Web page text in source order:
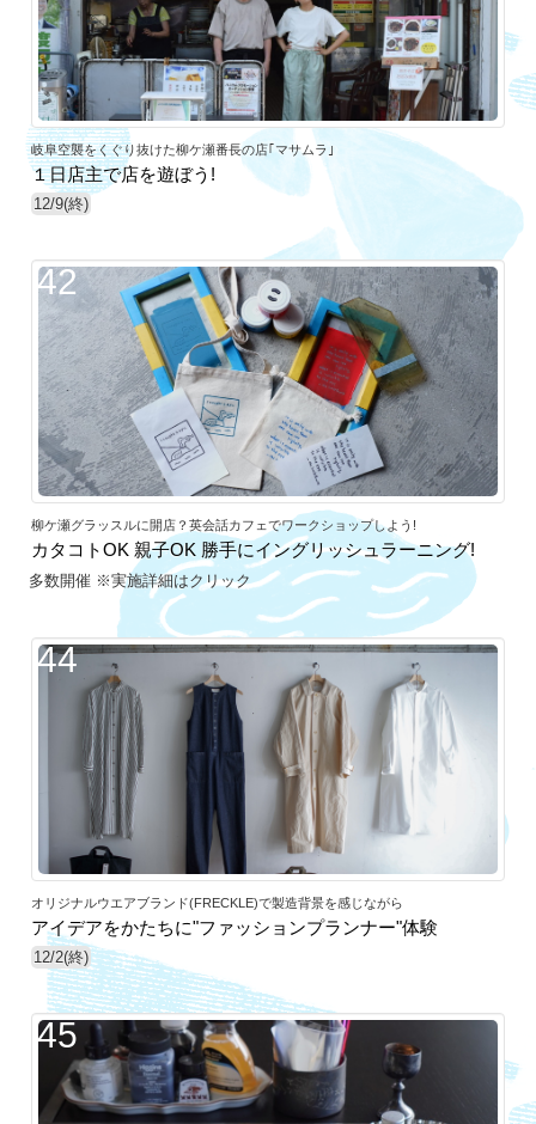
岐阜空襲をくぐり抜けた柳ケ瀬番長の店｢マサムラ｣
１日店主で店を遊ぼう!
12/9(終)
42
柳ケ瀬グラッスルに開店？英会話カフェでワークショップしよう!
カタコトOK 親子OK 勝手にイングリッシュラーニング!
多数開催 ※実施詳細はクリック
44
オリジナルウエアブランド(FRECKLE)で製造背景を感じながら
アイデアをかたちに"ファッションプランナー"体験
12/2(終)
45